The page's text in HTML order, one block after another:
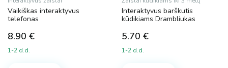
Vaikiškas interaktyvus
telefonas
8.90 €
1-2 d.d.
Interaktyvus barškutis
kūdikiams Drambliukas
5.70 €
1-2 d.d.